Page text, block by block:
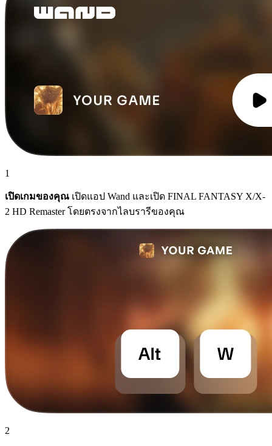
1
เปิดเกมของคุณ เปิดแอป Wand และเปิด FINAL FANTASY X/X-
2 HD Remaster โดยตรงจากไลบรารีของคุณ
2